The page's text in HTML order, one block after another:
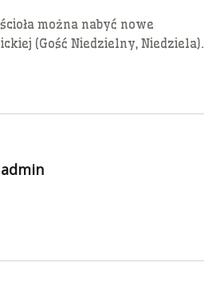
można nabyć nowe
(Gość Niedzielny, Niedziela).
admin